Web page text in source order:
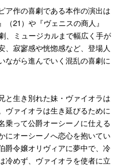
ア作の喜劇である本作の演出は
（21）や『ヴェニスの商人』
、ミュージカルまで幅広く手が
、寂寥感や恍惚感など、登場人
ながら進んでいく混乱の喜劇に
と生き別れた妹・ヴァイオラは
ヴァイオラは生き延びるために
乗って公爵オーシーノに仕える
にオーシーノへ恋心を抱いてい
爵令嬢オリヴィアに夢中で、冷
冷めず、ヴァイオラを使者に立